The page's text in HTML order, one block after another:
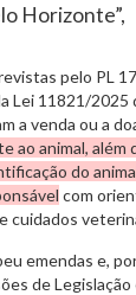
Horizonte”,
pelo PL
Lei 11821/2025
a venda ou a
ao animal,
do
com
cuidados
emendas e,
de